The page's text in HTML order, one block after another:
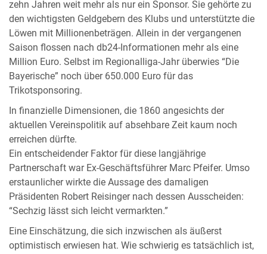
zehn Jahren weit mehr als nur ein Sponsor. Sie gehörte zu
den wichtigsten Geldgebern des Klubs und unterstützte die
Löwen mit Millionenbeträgen. Allein in der vergangenen
Saison flossen nach db24-Informationen mehr als eine
Million Euro. Selbst im Regionalliga-Jahr überwies “Die
Bayerische” noch über 650.000 Euro für das
Trikotsponsoring.
In finanzielle Dimensionen, die 1860 angesichts der
aktuellen Vereinspolitik auf absehbare Zeit kaum noch
erreichen dürfte.
Ein entscheidender Faktor für diese langjährige
Partnerschaft war Ex-Geschäftsführer Marc Pfeifer. Umso
erstaunlicher wirkte die Aussage des damaligen
Präsidenten Robert Reisinger nach dessen Ausscheiden:
“Sechzig lässt sich leicht vermarkten.”
Eine Einschätzung, die sich inzwischen als äußerst
optimistisch erwiesen hat. Wie schwierig es tatsächlich ist,